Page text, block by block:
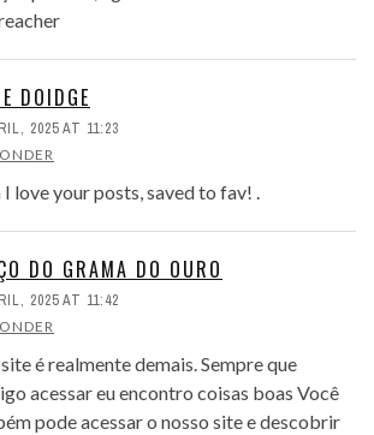
DOIDGE
2025 AT 11:23
love your posts, saved to fav! .
DO GRAMA DO OURO
2025 AT 11:42
é realmente demais. Sempre que
acessar eu encontro coisas boas Você
pode acessar o nosso site e descobrir